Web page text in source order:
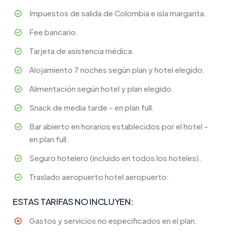
Impuestos de salida de Colombia e isla margarita.
Fee bancario.
Tarjeta de asistencia médica.
Alojamiento 7 noches según plan y hotel elegido.
Alimentación según hotel y plan elegido.
Snack de media tarde - en plan full.
Bar abierto en horarios establecidos por el hotel -
en plan full.
Seguro hotelero (incluido en todos los hoteles).
Traslado aeropuerto hotel aeropuerto.
ESTAS TARIFAS NO INCLUYEN:
Gastos y servicios no especificados en el plan.